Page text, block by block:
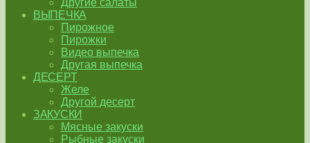
Другие салаты
ВЫПЕЧКА
Пирожное
Пирожки
Видео выпечка
Другая выпечка
ДЕСЕРТ
Желе
Другой десерт
ЗАКУСКИ
Мясные закуски
Рыбные закуски